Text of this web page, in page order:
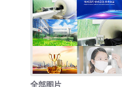
全部图片